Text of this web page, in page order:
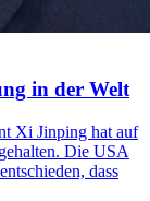
in der Welt
Xi Jinping hat auf
Die USA
dass